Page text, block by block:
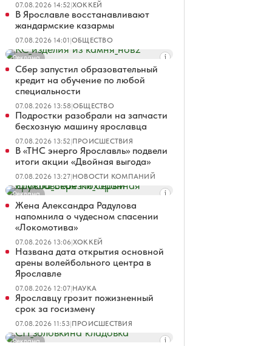
07.08.2026 14:52|ХОККЕЙ
В Ярославле восстанавливают
жандармские казармы
07.08.2026 14:01|ОБЩЕСТВО
Реклама
Сбер запустил образовательный
кредит на обучение по любой
специальности
07.08.2026 13:58|ОБЩЕСТВО
Подростки разобрали на запчасти
бесхозную машину ярославца
07.08.2026 13:52|ПРОИСШЕСТВИЯ
В «ТНС энерго Ярославль» подвели
итоги акции «Двойная выгода»
07.08.2026 13:27|НОВОСТИ КОМПАНИЙ
Реклама
Жена Александра Радулова
напомнила о чудесном спасении
«Локомотива»
07.08.2026 13:06|ХОККЕЙ
Названа дата открытия основной
арены волейбольного центра в
Ярославле
07.08.2026 12:07|НАУКА
Ярославцу грозит пожизненный
срок за госизмену
07.08.2026 11:53|ПРОИСШЕСТВИЯ
Реклама